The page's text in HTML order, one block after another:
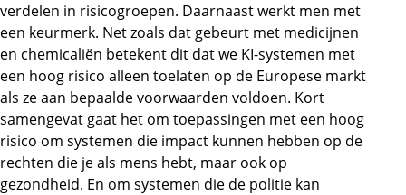
verdelen in risicogroepen. Daarnaast werkt men met
een keurmerk. Net zoals dat gebeurt met medicijnen
en chemicaliën betekent dit dat we KI-systemen met
een hoog risico alleen toelaten op de Europese markt
als ze aan bepaalde voorwaarden voldoen. Kort
samengevat gaat het om toepassingen met een hoog
risico om systemen die impact kunnen hebben op de
rechten die je als mens hebt, maar ook op
gezondheid. En om systemen die de politie kan